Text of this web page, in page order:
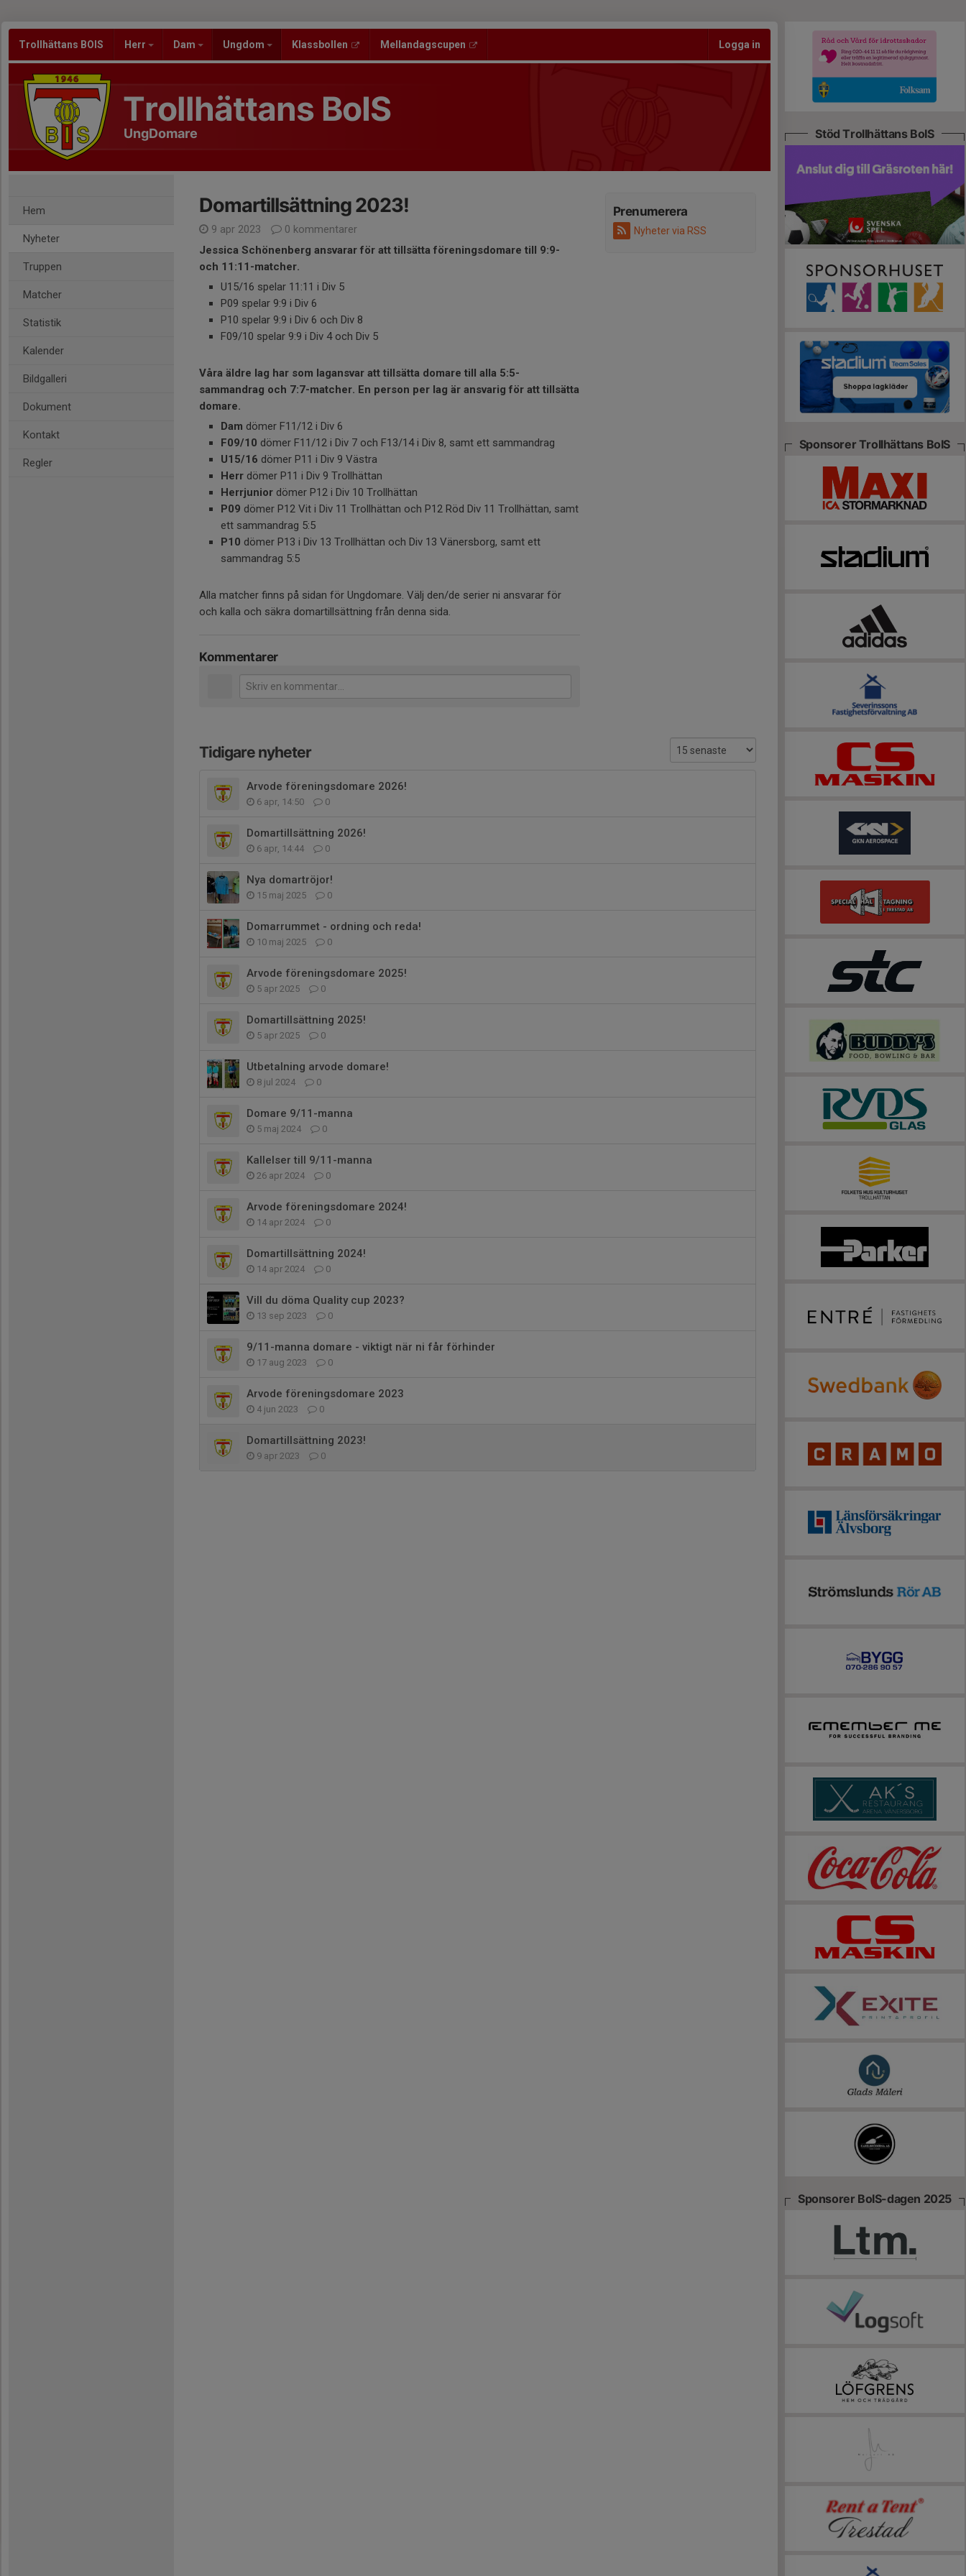
Trollhättans BOIS Herr Dam Ungdom Klassbollen Mellandagscupen Logga in
Trollhättans BoIS
UngDomare
Hem
Nyheter
Truppen
Matcher
Statistik
Kalender
Bildgalleri
Dokument
Kontakt
Regler
Prenumerera
Nyheter via RSS
Domartillsättning 2023!
9 apr 2023
0 kommentarer
Jessica Schönenberg ansvarar för att tillsätta föreningsdomare till 9:9-
och 11:11-matcher.
U15/16 spelar 11:11 i Div 5
P09 spelar 9:9 i Div 6
P10 spelar 9:9 i Div 6 och Div 8
F09/10 spelar 9:9 i Div 4 och Div 5
Våra äldre lag har som lagansvar att tillsätta domare till alla 5:5-
sammandrag och 7:7-matcher. En person per lag är ansvarig för att tillsätta
domare.
Dam dömer F11/12 i Div 6
F09/10 dömer F11/12 i Div 7 och F13/14 i Div 8, samt ett sammandrag
U15/16 dömer P11 i Div 9 Västra
Herr dömer P11 i Div 9 Trollhättan
Herrjunior dömer P12 i Div 10 Trollhättan
P09 dömer P12 Vit i Div 11 Trollhättan och P12 Röd Div 11 Trollhättan, samt
ett sammandrag 5:5
P10 dömer P13 i Div 13 Trollhättan och Div 13 Vänersborg, samt ett
sammandrag 5:5
Alla matcher finns på sidan för Ungdomare. Välj den/de serier ni ansvarar för
och kalla och säkra domartillsättning från denna sida.
Kommentarer
Tidigare nyheter
Arvode föreningsdomare 2026!
6 apr, 14:50 0
Domartillsättning 2026!
6 apr, 14:44 0
Nya domartröjor!
15 maj 2025 0
Domarrummet - ordning och reda!
10 maj 2025 0
Arvode föreningsdomare 2025!
5 apr 2025 0
Domartillsättning 2025!
5 apr 2025 0
Utbetalning arvode domare!
8 jul 2024 0
Domare 9/11-manna
5 maj 2024 0
Kallelser till 9/11-manna
26 apr 2024 0
Arvode föreningsdomare 2024!
14 apr 2024 0
Domartillsättning 2024!
14 apr 2024 0
Vill du döma Quality cup 2023?
13 sep 2023 0
9/11-manna domare - viktigt när ni får förhinder
17 aug 2023 0
Arvode föreningsdomare 2023
4 jun 2023 0
Domartillsättning 2023!
9 apr 2023 0
Stöd Trollhättans BoIS
Sponsorer Trollhättans BoIS
Sponsorer BoIS-dagen 2025